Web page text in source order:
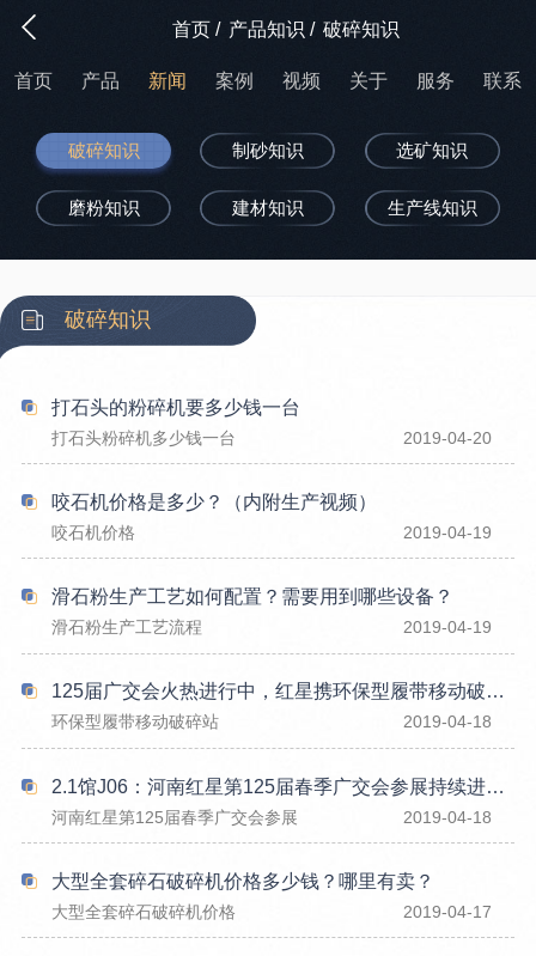
首页/ 产品知识 / 破碎知识
首页 产品 新闻 案例 视频 关于 服务 联系
破碎知识 制砂知识 选矿知识
磨粉知识 建材知识 生产线知识
破碎知识
打石头的粉碎机要多少钱一台
打石头粉碎机多少钱一台 2019-04-20
咬石机价格是多少？（内附生产视频）
咬石机价格 2019-04-19
滑石粉生产工艺如何配置？需要用到哪些设备？
滑石粉生产工艺流程 2019-04-19
125届广交会火热进行中，红星携环保型履带移动破碎站与您相约
环保型履带移动破碎站 2019-04-18
2.1馆J06：河南红星第125届春季广交会参展持续进行中，期待您的参与
河南红星第125届春季广交会参展 2019-04-18
大型全套碎石破碎机价格多少钱？哪里有卖？
大型全套碎石破碎机价格 2019-04-17